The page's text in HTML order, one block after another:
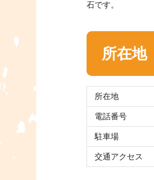
石です。
所在地
所在地
電話番号
駐車場
交通アクセス